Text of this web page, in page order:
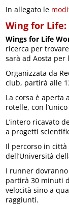
In allegato le
Wing for
Wings for Life
ricerca per
sarà ad Aosta per
Organizzata da
club, partirà alle
La corsa è aperta
rotelle, con
L’intero ricavato
a progetti
Il percorso in
dell’Università
I runner
partirà 30 minuti
velocità sino a
raggiunti.